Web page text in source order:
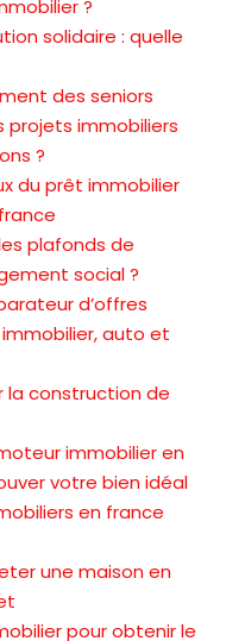
?
solidaire : quelle
des seniors
projets immobiliers
?
du prêt immobilier
plafonds de
social ?
d’offres
auto et
la construction de
immobilier en
votre bien idéal
en france
une maison en
pour obtenir le